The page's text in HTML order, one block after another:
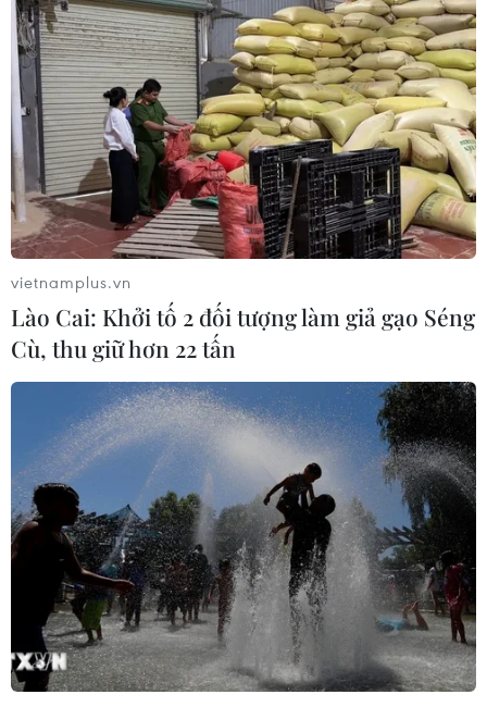
TIN CÙNG CHUYÊN MỤC
Chấp thuận chủ trương đầu tư mở
rộng Quốc lộ 56, đoạn qua Đồng Nai
10/08/2026 14:17
Thành phố Hồ Chí Minh sẽ tích hợp
IoT vào hạ tầng giao thông thông
10/08/2026 14:08
Đẩy nhanh tiến độ cao tốc CT.07
đoạn Hà Nội-Thái Nguyên-Chợ Mới
10/08/2026 11:29
Thành phố Hồ Chí Minh gấp rút thu
vietnamplus.vn
Lào Cai: Khởi tố 2 đối tượng làm giả gạo Séng
Cù, thu giữ hơn 22 tấn